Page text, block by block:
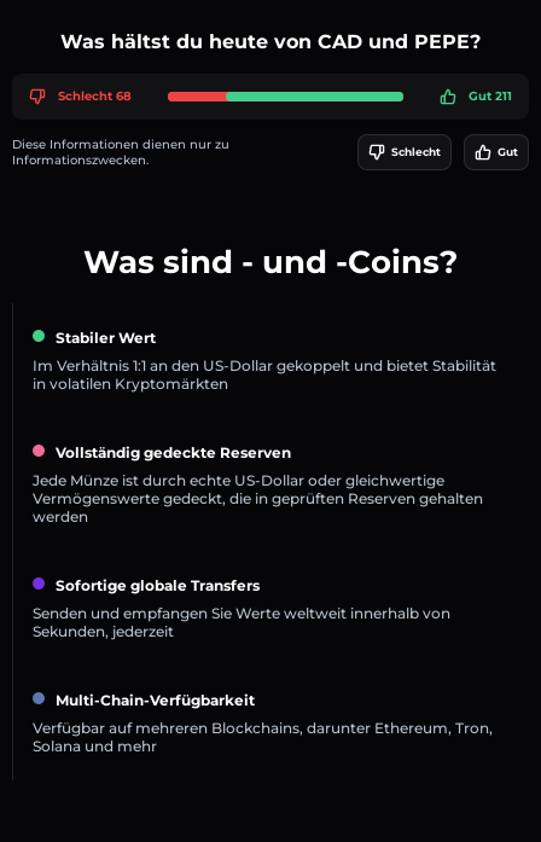
Was hältst du heute von CAD und PEPE?
Schlecht 68 Gut 211
Diese Informationen dienen nur zu
Informationszwecken.
Schlecht Gut
Was sind - und -Coins?
Stabiler Wert
Im Verhältnis 1:1 an den US-Dollar gekoppelt und bietet Stabilität
in volatilen Kryptomärkten
Vollständig gedeckte Reserven
Jede Münze ist durch echte US-Dollar oder gleichwertige
Vermögenswerte gedeckt, die in geprüften Reserven gehalten
werden
Sofortige globale Transfers
Senden und empfangen Sie Werte weltweit innerhalb von
Sekunden, jederzeit
Multi-Chain-Verfügbarkeit
Verfügbar auf mehreren Blockchains, darunter Ethereum, Tron,
Solana und mehr